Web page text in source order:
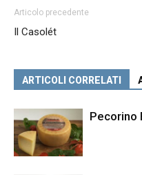
Articolo precedente
Il Casolét
ARTICOLI CORRELATI
Pecorino